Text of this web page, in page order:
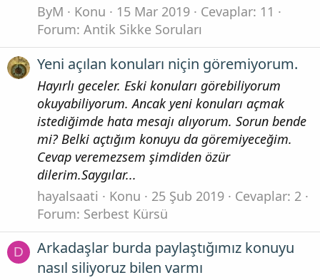
ByM
Konu 15 Mar 2019
Cevaplar: 11
Forum: Antik Sikke Soruları
Yeni açılan konuları niçin göremiyorum.
Hayırlı geceler. Eski konuları görebiliyorum
okuyabiliyorum. Ancak yeni konuları açmak
istediğimde hata mesajı alıyorum. Sorun bende
mi? Belki açtığım konuyu da göremiyeceğim.
Cevap veremezsem şimdiden özür
dilerim.Saygılar...
hayalsaati
Konu 25 Şub 2019
Cevaplar: 2
Forum: Serbest Kürsü
D
Arkadaşlar burda paylaştığımız konuyu
nasıl siliyoruz bilen varmı